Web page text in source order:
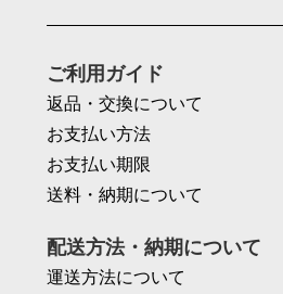
ご利用ガイド
返品・交換について
お支払い方法
お支払い期限
送料・納期について
配送方法・納期について
運送方法について